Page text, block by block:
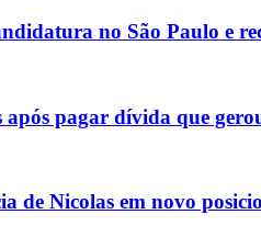
no São Paulo e
após pagar dívida que
de Nicolas em novo